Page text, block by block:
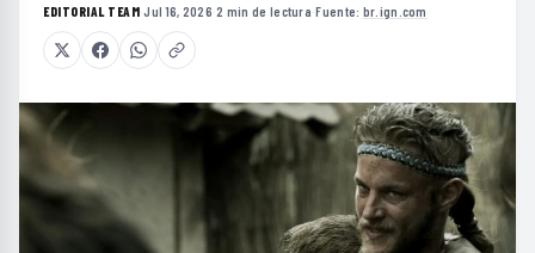
EDITORIAL TEAM·Jul 16, 2026·2 min de lectura·Fuente: br.ign.com